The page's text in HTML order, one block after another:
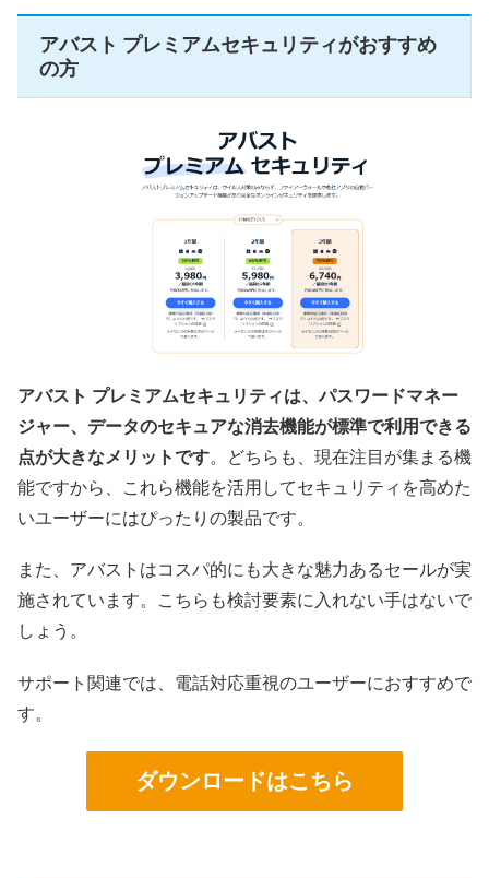
アバスト プレミアムセキュリティがおすすめ
の方
アバスト プレミアムセキュリティは、パスワードマネー
ジャー、データのセキュアな消去機能が標準で利用できる
点が大きなメリットです。どちらも、現在注目が集まる機
能ですから、これら機能を活用してセキュリティを高めた
いユーザーにはぴったりの製品です。
また、アバストはコスパ的にも大きな魅力あるセールが実
施されています。こちらも検討要素に入れない手はないで
しょう。
サポート関連では、電話対応重視のユーザーにおすすめで
す。
ダウンロードはこちら